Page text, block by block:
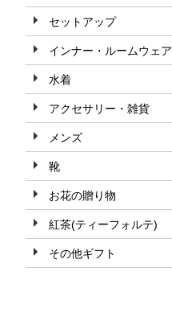
セットアップ
インナー・ルームウェア
水着
アクセサリー・雑貨
メンズ
靴
お花の贈り物
紅茶(ティーフォルテ)
その他ギフト